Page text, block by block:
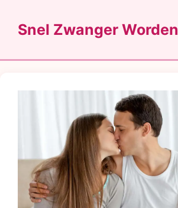
naarSnel Zwanger Worden